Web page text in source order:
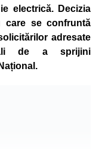
electrică. Decizia
care se confruntă
adresate
de a sprijini